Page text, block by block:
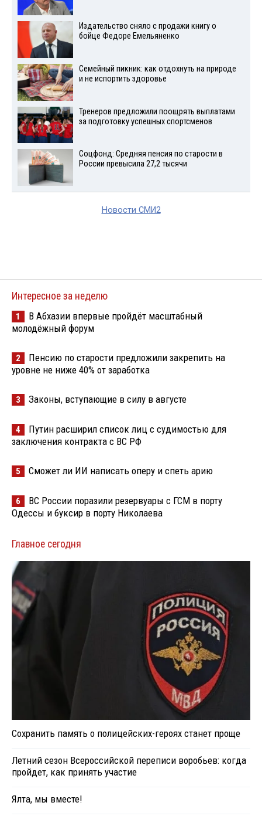
Издательство сняло с продажи книгу о
бойце Федоре Емельяненко
Семейный пикник: как отдохнуть на природе
и не испортить здоровье
Тренеров предложили поощрять выплатами
за подготовку успешных спортсменов
Соцфонд: Средняя пенсия по старости в
России превысила 27,2 тысячи
Новости СМИ2
Интересное за неделю
1
В Абхазии впервые пройдёт масштабный
молодёжный форум
2
Пенсию по старости предложили закрепить на
уровне не ниже 40% от заработка
3 Законы, вступающие в силу в августе
4
Путин расширил список лиц с судимостью для
заключения контракта с ВС РФ
5 Сможет ли ИИ написать оперу и спеть арию
6
ВС России поразили резервуары с ГСМ в порту
Одессы и буксир в порту Николаева
Главное сегодня
Сохранить память о полицейских-героях станет проще
Летний сезон Всероссийской переписи воробьев: когда
пройдет, как принять участие
Ялта, мы вместе!